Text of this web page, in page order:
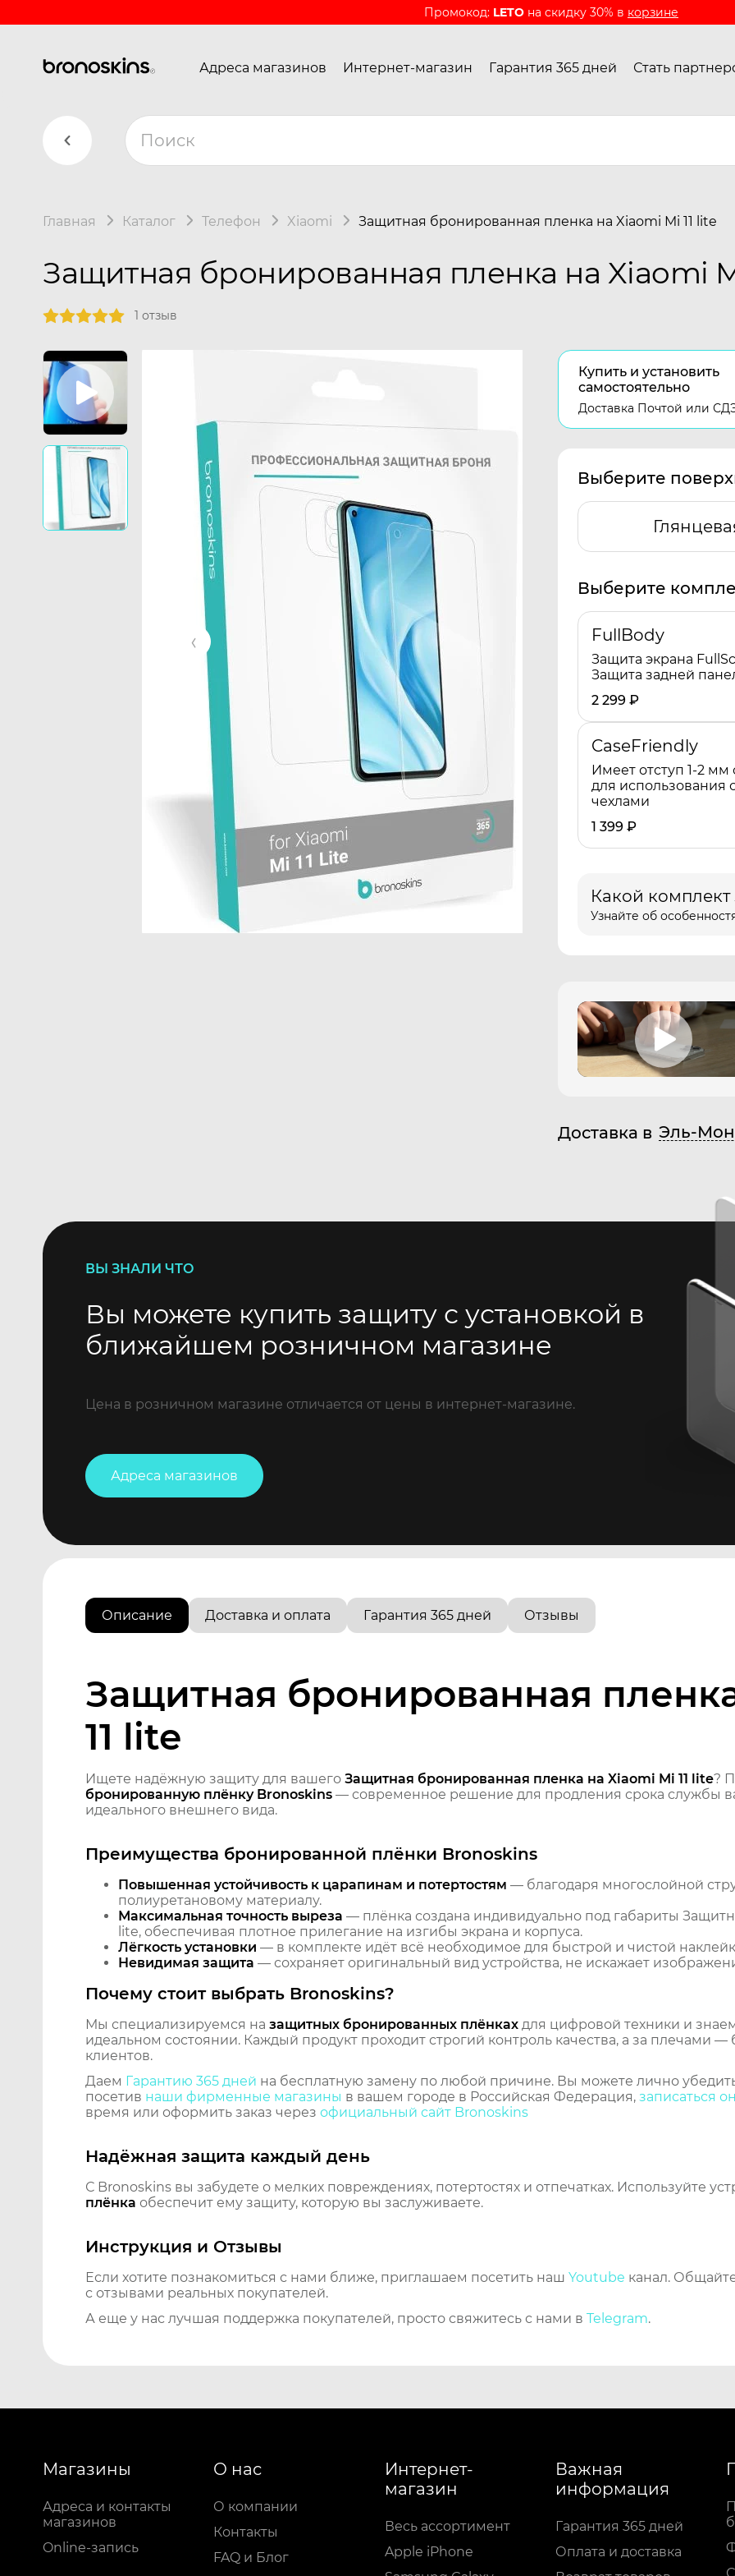
Промокод: LETO на скидку 30% в корзине
Адреса магазинов Интернет-магазин Гарантия 365 дней Стать
Главная Каталог Телефон Xiaomi Защитная бронированная пленка на Xiaomi Mi 11 lite
Защитная бронированная пленка на Xiaomi
1 отзыв
Купить и установить
самостоятельно
Доставка Почтой или
Выберите
Выберите
FullBody
Защита экрана
Защита задней
2 299 ₽
CaseFriendly
Имеет отступ 1-2 мм
для использования
чехлами
1 399 ₽
Какой
Узнайте об
Доставка в Эль-
ВЫ ЗНАЛИ ЧТО
Вы можете купить защиту с установкой в
ближайшем розничном магазине
Цена в розничном магазине отличается от цены в интернет-магазине.
Адреса магазинов
Описание Доставка и оплата Гарантия 365 дней Отзывы
Защитная бронированная
11 lite
Ищете надёжную защиту для вашего Защитная бронированная пленка на Xiaomi Mi 11 lite?
бронированную плёнку Bronoskins — современное решение для продления срока службы
идеального внешнего вида.
Преимущества бронированной плёнки Bronoskins
Повышенная устойчивость к царапинам и потертостям — благодаря многослойной
полиуретановому материалу.
Максимальная точность выреза — плёнка создана индивидуально под габариты
lite, обеспечивая плотное прилегание на изгибы экрана и корпуса.
Лёгкость установки — в комплекте идёт всё необходимое для быстрой и чистой
Невидимая защита — сохраняет оригинальный вид устройства, не искажает
Почему стоит выбрать Bronoskins?
Мы специализируемся на защитных бронированных плёнках для цифровой техники и
идеальном состоянии. Каждый продукт проходит строгий контроль качества, а за плечами
клиентов.
Даем Гарантию 365 дней на бесплатную замену по любой причине. Вы можете лично
посетив наши фирменные магазины в вашем городе в Российская Федерация, записаться
время или оформить заказ через официальный сайт Bronoskins
Надёжная защита каждый день
С Bronoskins вы забудете о мелких повреждениях, потертостях и отпечатках. Используйте
плёнка обеспечит ему защиту, которую вы заслуживаете.
Инструкция и Отзывы
Если хотите познакомиться с нами ближе, приглашаем посетить наш Youtube канал.
с отзывами реальных покупателей.
А еще у нас лучшая поддержка покупателей, просто свяжитесь с нами в Telegram.
Магазины
Адреса и контакты
магазинов
Online-запись
О нас
О компании
Контакты
FAQ и Блог
Интернет-
магазин
Весь ассортимент
Apple iPhone
Важная
информация
Гарантия 365 дней
Оплата и доставка